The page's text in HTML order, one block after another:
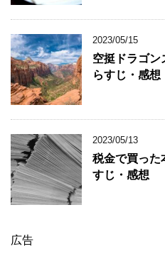
2023/05/15
空挺ドラゴ
らすじ・感想
2023/05/13
税金で買っ
すじ・感想
広告